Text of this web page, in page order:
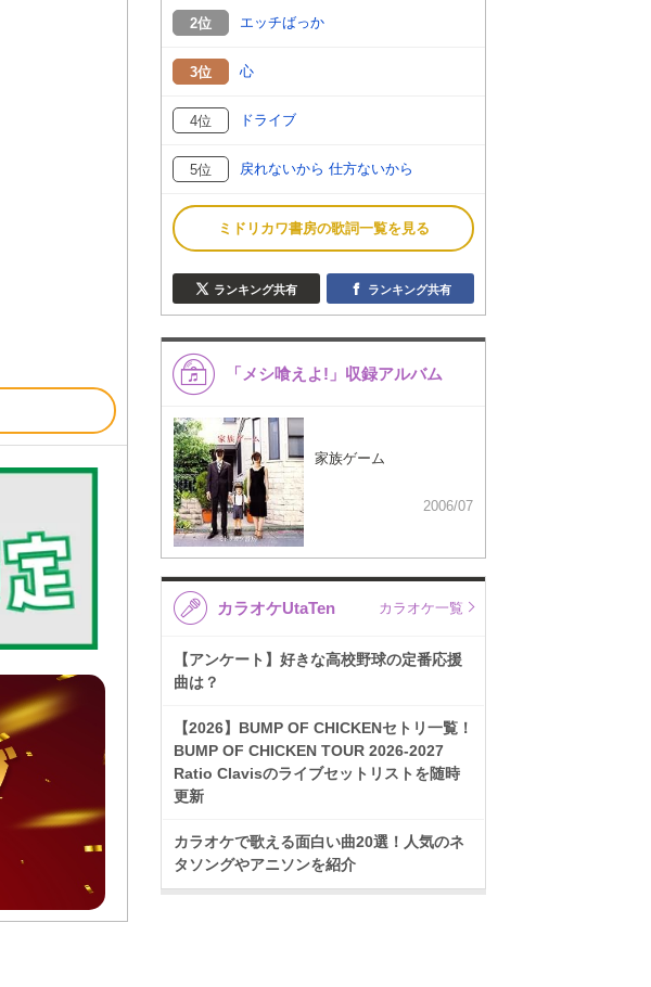
2位 エッチばっか
3位 心
4位 ドライブ
5位 戻れないから 仕方ないから
ミドリカワ書房の歌詞一覧を見る
ランキング共有 ランキング共有
「メシ喰えよ!」収録アルバム
家族ゲーム
2006/07
カラオケUtaTen カラオケ一覧
【アンケート】好きな高校野球の定番応援
曲は？
【2026】BUMP OF CHICKENセトリ一覧！
BUMP OF CHICKEN TOUR 2026-2027
Ratio Clavisのライブセットリストを随時
更新
カラオケで歌える面白い曲20選！人気のネ
タソングやアニソンを紹介